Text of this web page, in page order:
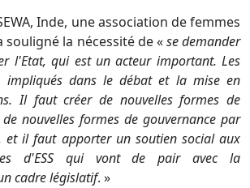
Inde, une association de femmes
souligné la nécessité de «se demander
l'Etat, qui est un acteur important. Les
impliqués dans le débat et la mise en
Il faut créer de nouvelles formes de
nouvelles formes de gouvernance par
et il faut apporter un soutien social aux
d'ESS qui vont de pair avec la
cadre législatif. »